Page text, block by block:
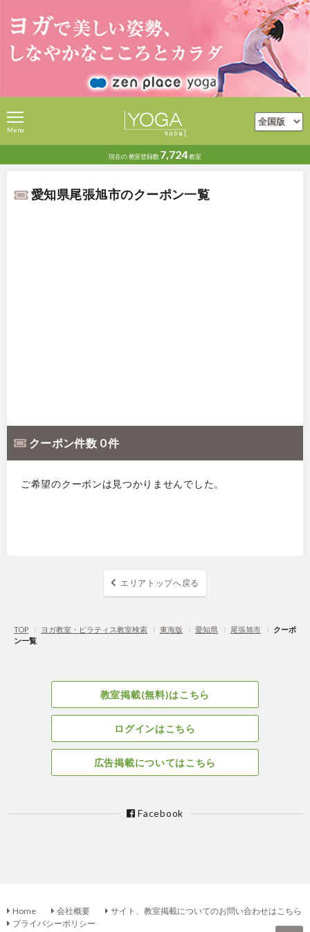
現在の教室登録数 7,724教室
Menu
愛知県尾張旭市のクーポン一覧
クーポン件数 0 件
ご希望のクーポンは見つかりませんでした。
エリアトップへ戻る
TOP 〉 ヨガ教室・ピラティス教室検索 〉 東海版 〉 愛知県 〉 尾張旭市 〉 クーポ
ン一覧
教室掲載(無料)はこちら
ログインはこちら
広告掲載についてはこちら
Facebook
Home 会社概要
サイト、教室掲載についてのお問い合わせはこちら
プライバシーポリシー